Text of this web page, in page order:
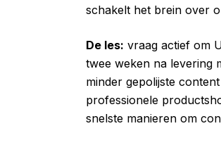
schakelt het brein over
De les: vraag actief om
twee weken na levering
minder gepolijste
professionele
snelste manieren om